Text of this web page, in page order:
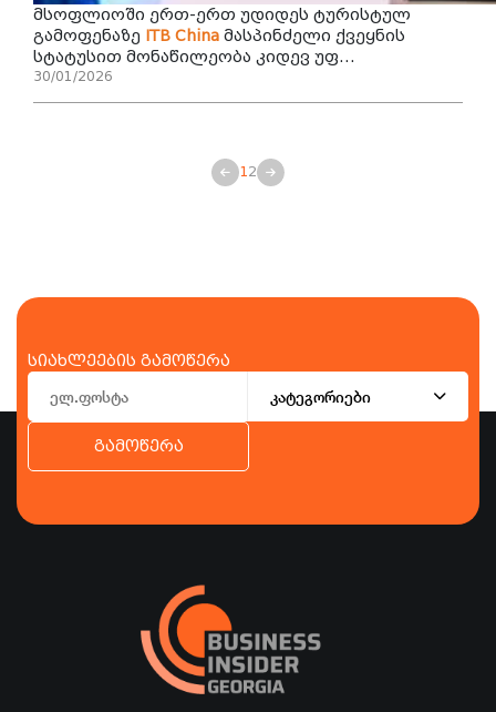
მსოფლიოში ერთ-ერთ უდიდეს ტურისტულ
გამოფენაზე ITB China მასპინძელი ქვეყნის
სტატუსით მონაწილეობა კიდევ უფ...
30/01/2026
12
სიახლეების გამოწერა
კატეგორიები
გამოწერა